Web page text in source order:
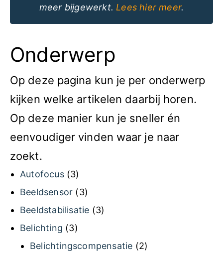
meer bijgewerkt. Lees hier meer.
Onderwerp
Op deze pagina kun je per onderwerp
kijken welke artikelen daarbij horen.
Op deze manier kun je sneller én
eenvoudiger vinden waar je naar
zoekt.
Autofocus(3)
Beeldsensor (3)
Beeldstabilisatie (3)
Belichting (3)
Belichtingscompensatie (2)